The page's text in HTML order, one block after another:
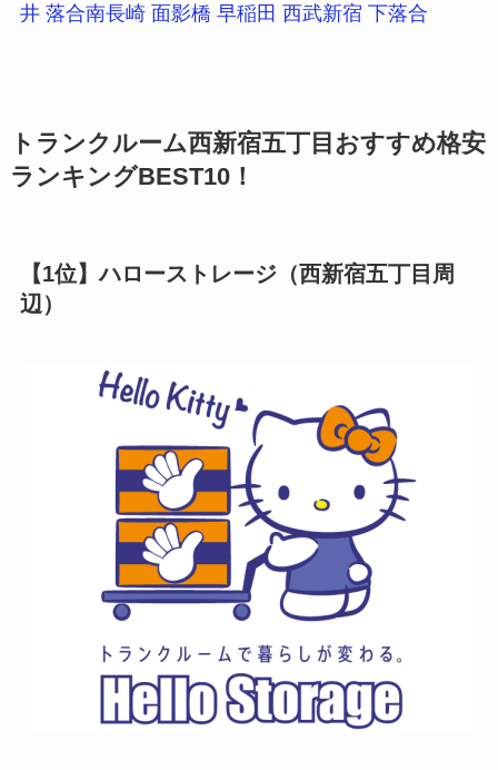
井 落合南長崎 面影橋 早稲田 西武新宿 下落合
トランクルーム西新宿五丁目おすすめ格安
ランキングBEST10！
【1位】ハローストレージ（西新宿五丁目周
辺）